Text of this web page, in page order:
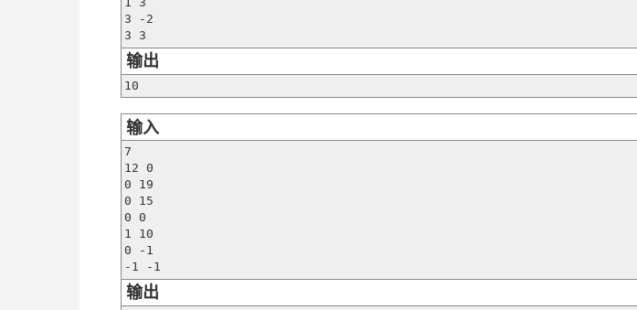
3 -2
3 3
输出
10
输入
7
12 0
0 19
0 15
0 0
1 10
0 -1
-1 -1
输出